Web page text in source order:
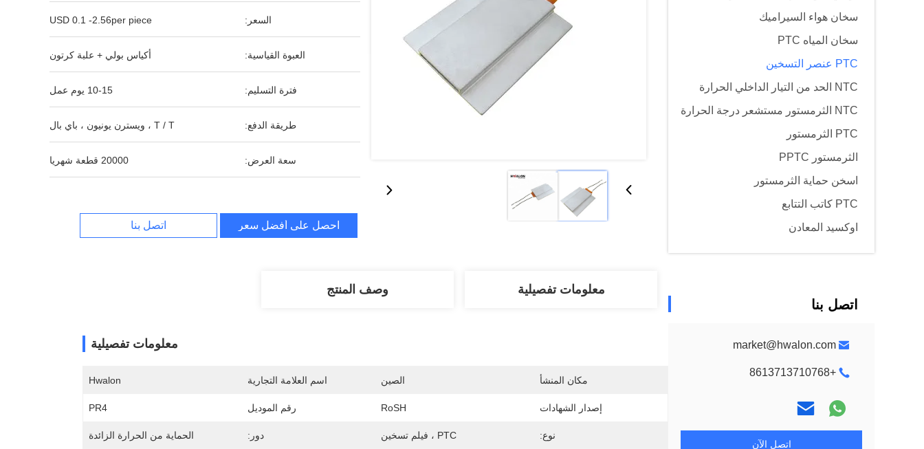
سخان هواء السيراميك
سخان المياه PTC
PTC عنصر التسخين
NTC الحد من التيار الداخلي الحرارة
NTC الثرمستور مستشعر درجة الحرارة
PTC الثرمستور
الثرمستور PPTC
اسخن حماية الثرمستور
PTC كاتب التتابع
اوكسيد المعادن
اتصل بنا
market@hwalon.com
+8613713710768
اتصل الآن
السعر: USD 0.1 -2.56per piece
العبوة القياسية: أكياس بولي + علبة كرتون
فترة التسليم: 10-15 يوم عمل
طريقة الدفع: T / T ، ويسترن يونيون ، باي بال
سعة العرض: 20000 قطعة شهريا
احصل على أفضل سعر اتصل بنا
معلومات تفصيلية وصف المنتج
معلومات تفصيلية
مكان المنشأ الصين اسم العلامة التجارية Hwalon
إصدار الشهادات RoSH رقم الموديل PR4
نوع: PTC ، فيلم تسخين دور: الحماية من الحرارة الزائدة